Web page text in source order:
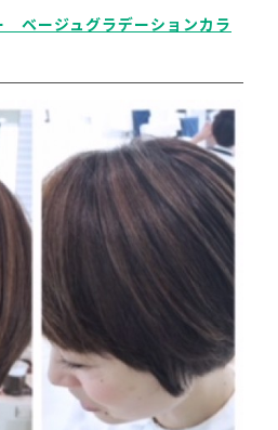
ベージュグラデーションカラ